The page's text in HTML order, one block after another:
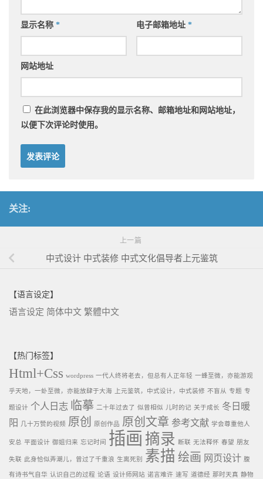
显示名称 * 电子邮箱地址 *
网站地址
在此浏览器中保存我的显示名称、邮箱地址和网站地址，
以便下次评论时使用。
关注:
上一篇
中式设计 中式装修 中式文化倡导者上元鉴筑
【语言设定】
语言设定 简体中文 繁體中文
【热门标签】
Html+Css wordpress 一代人终将老去，但总有人正年轻 一蜂至微，亦能游观
乎天地，一虲至微，亦能放肆于大海 上元鉴筑，中式设计，中式装修 不盲从 专题 专
题设计 个人日志 临摹 二十年过去了 似曾相似 儿时的记 关于成长 冬日暖
阳
几十万赞的视频 原创 原创作品 原创文章 参考文献 学会尊重他人
安总 平面设计 御姐归来 忘记时间 插画 摘录 断联 无法释怀 春望 朋友
失联 此身恰似弄潮儿，曾过了千重浪 生离死别 素描 绘画 网页设计 腹
有诗书气自华 认识自己的过程 论语 设计师网站 诺言难许 速写 道德经 那时天真 静物